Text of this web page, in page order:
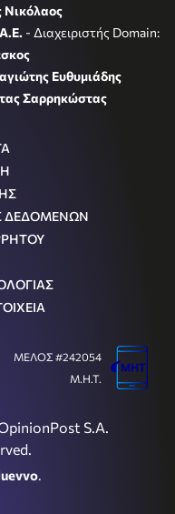
Νικόλαος
- Διαχειριστής Domain:
Ευθυμιάδης
Σαρρηκώστας
ΔΕΔΟΜΕΝΩΝ
S.A.
.
ΜΕΛΟΣ #242054
Μ.Η.Τ.